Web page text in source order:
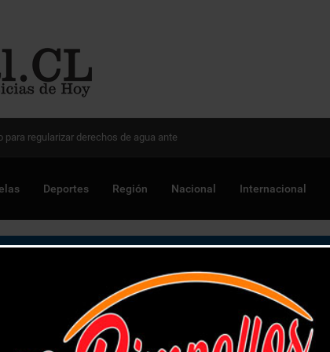
para optimizar proyectos
Deportes Región Nacional Internacional